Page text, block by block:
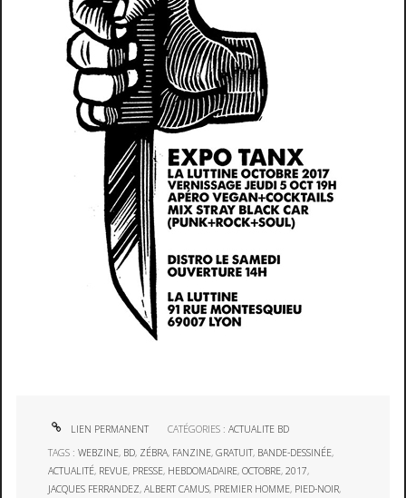
LIEN PERMANENT CATÉGORIES :ACTUALITE BD
TAGS :WEBZINE, BD, ZÉBRA, FANZINE,GRATUIT, BANDE-DESSINÉE,
ACTUALITÉ, REVUE, PRESSE, HEBDOMADAIRE,OCTOBRE,2017,
JACQUES FERRANDEZ,ALBERT CAMUS, PREMIER HOMME, PIED-NOIR,